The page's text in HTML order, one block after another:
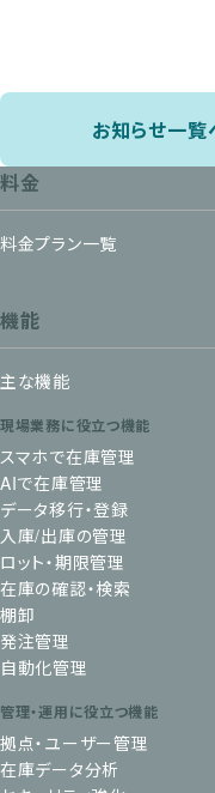
お知らせ一覧
料金
料金プラン一覧
機能
主な機能
現場業務に役立つ機能
スマホで在庫管理
AIで在庫管理
データ移行・登録
入庫/出庫の管理
ロット・期限管理
在庫の確認・検索
棚卸
発注管理
自動化管理
管理・運用に役立つ機能
拠点・ユーザー管理
在庫データ分析